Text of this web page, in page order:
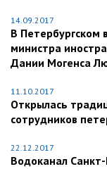
14.09.2017
В Петербургском
министра
Дании Могенса
11.10.2017
Открылась
сотрудников
22.12.2017
Водоканал